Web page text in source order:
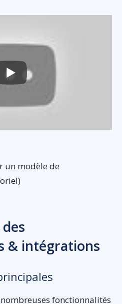
un modèle de
& intégrations
fonctionnalités